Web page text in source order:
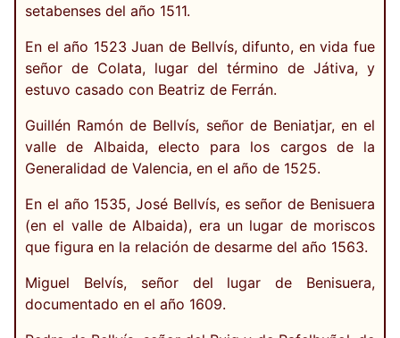
setabenses del año 1511.
En el año 1523 Juan de Bellvís, difunto, en vida fue
señor de Colata, lugar del término de Játiva, y
estuvo casado con Beatriz de Ferrán.
Guillén Ramón de Bellvís, señor de Beniatjar, en el
valle de Albaida, electo para los cargos de la
Generalidad de Valencia, en el año de 1525.
En el año 1535, José Bellvís, es señor de Benisuera
(en el valle de Albaida), era un lugar de moriscos
que figura en la relación de desarme del año 1563.
Miguel Belvís, señor del lugar de Benisuera,
documentado en el año 1609.